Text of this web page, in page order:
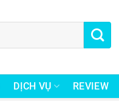
DỊCH VỤ REVIEW